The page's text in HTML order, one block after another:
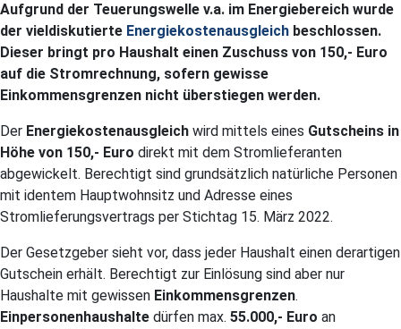
Aufgrund der Teuerungswelle v.a. im Energiebereich wurde
der vieldiskutierte Energiekostenausgleich beschlossen.
Dieser bringt pro Haushalt einen Zuschuss von 150,- Euro
auf die Stromrechnung, sofern gewisse
Einkommensgrenzen nicht überstiegen werden.
Der Energiekostenausgleich wird mittels eines Gutscheins in
Höhe von 150,- Euro direkt mit dem Stromlieferanten
abgewickelt. Berechtigt sind grundsätzlich natürliche Personen
mit identem Hauptwohnsitz und Adresse eines
Stromlieferungsvertrags per Stichtag 15. März 2022.
Der Gesetzgeber sieht vor, dass jeder Haushalt einen derartigen
Gutschein erhält. Berechtigt zur Einlösung sind aber nur
Haushalte mit gewissen Einkommensgrenzen.
Einpersonenhaushalte dürfen max. 55.000,- Euro an